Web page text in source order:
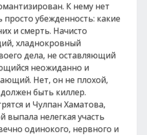
К нему нет
просто убежденность: какие
и смерть. Начисто
хладнокровный
дела, не оставляющий
неожиданно и
Нет, он не плохой,
быть киллер.
и Чулпан Хаматова,
выпала нелегкая участь
одинокого, нервного и